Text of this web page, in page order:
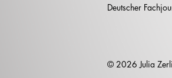
Deutscher
© 2026 Julia